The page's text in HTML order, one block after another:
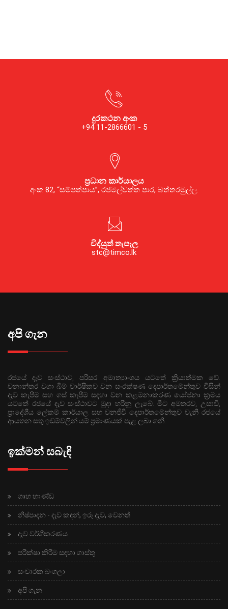
දුරකථන අංක
+94 11-2866601 - 5
ප්‍රධාන කාර්යාලය
අංක 82, “සම්පත්පාය”, රජමල්වත්ත පාර, බත්තරමුල්ල.
විද්යුත් තැපෑල
stc@timco.lk
අපි ගැන
රජයේ දැව සංස්ථාව, පරිසර අමාත්‍යාංශය යටතේ ක්‍රියාත්මක වේ.
වනාන්තර වගා බිම් වාර්ෂිකව වන සංරක්ෂණ දෙපාර්තමේන්තුව විසින්
දැව කැපීම සහ ගස් කැපීම සඳහා වන කළමනාකරණ යෝජනා ක්‍රමය
යටතේ රජයේ දැව සංස්ථාවට මුදා හරිනු ලැබේ. මීට අමතරව, උසාවි,
ප්‍රාදේශීය ලේකම් කාර්යාල සහ වනජීවී දෙපාර්තමේන්තුව වැනි රජයේ
ආයතන සතු ඉඩම්වලින් යම් ප්‍රමාණයක් පැළ ලබා ගනී.
ඉක්මන් සබැඳි
ගෘහ භාණ්ඩ
නිෂ්පාදන - දැව කඳන්, ඉරූ දැව, වෙනත්
දැව වර්ගීකරණය
පරීක්ෂා කිරීම සඳහා ගාස්තු
සංචාරක බංගලා
අපි ගැන